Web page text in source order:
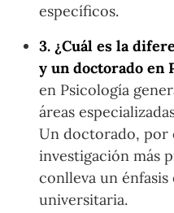
específicos.
3. ¿Cuál es la
y un doctorado en
en Psicología
áreas
Un doctorado, por
investigación más
conlleva un énfasis
universitaria.